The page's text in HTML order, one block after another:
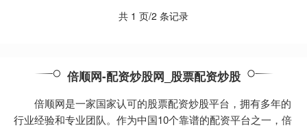
共 1 页/2 条记录
倍顺网-配资炒股网_股票配资炒股
倍顺网是一家国家认可的股票配资炒股平台，拥有多年的
行业经验和专业团队。作为中国10个靠谱的配资平台之一，倍